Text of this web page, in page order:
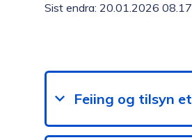
n
e
Sist endra 20.01.2026 08.17
Feiing og tilsyn